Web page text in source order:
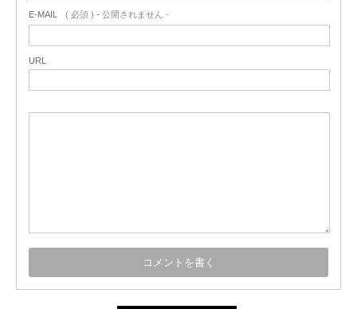
E-MAIL ( 必須 ) - 公開されません -
URL